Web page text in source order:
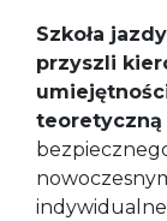
Szkoła
przyszli
teoretyczną